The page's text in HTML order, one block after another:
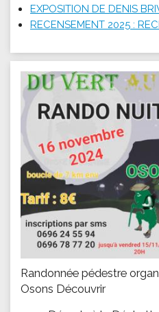
EXPOSITION DE DENIS
RECENSEMENT 2025 :
Randonnée pédestre
Osons Découvrir